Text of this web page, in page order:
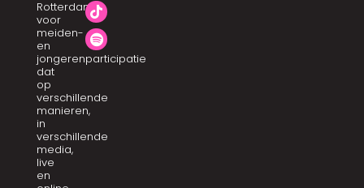
Rotterdam
voor
meiden-
en
jongerenparticipatie
dat
op
verschillende
manieren,
in
verschillende
media,
live
en